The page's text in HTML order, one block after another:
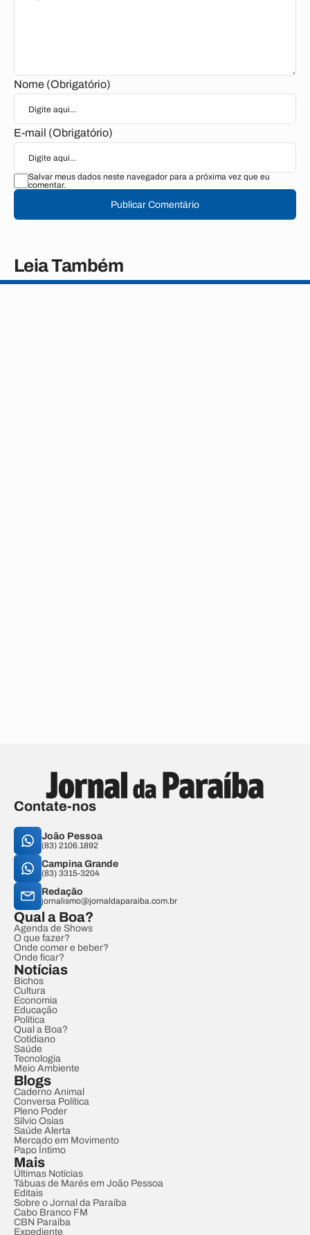
Nome (Obrigatório)
E-mail (Obrigatório)
Salvar meus dados neste navegador para a próxima vez que eu
comentar.
Publicar Comentário
Leia Também
Contate-nos
João Pessoa
(83) 2106.1892
Campina Grande
(83) 3315-3204
Redação
jornalismo@jornaldaparaiba.com.br
Qual a Boa?
Agenda de Shows
O que fazer?
Onde comer e beber?
Onde ficar?
Notícias
Bichos
Cultura
Economia
Educação
Política
Qual a Boa?
Cotidiano
Saúde
Tecnologia
Meio Ambiente
Blogs
Caderno Animal
Conversa Política
Pleno Poder
Sílvio Osias
Saúde Alerta
Mercado em Movimento
Papo Íntimo
Mais
Últimas Notícias
Tábuas de Marés em João Pessoa
Editais
Sobre o Jornal da Paraíba
Cabo Branco FM
CBN Paraíba
Expediente